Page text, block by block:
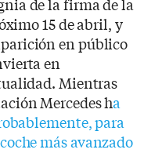
15 de abril, y
en público
en
Mientras
Mercedes ha
para
más avanzado